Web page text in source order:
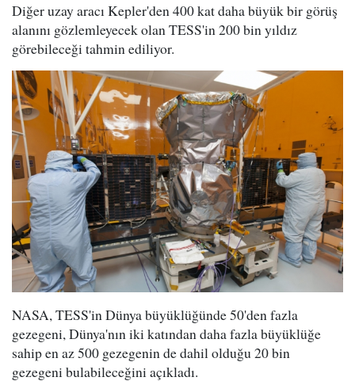
Diğer uzay aracı Kepler'den 400 kat daha büyük bir görüş
alanını gözlemleyecek olan TESS'in 200 bin yıldız
görebileceği tahmin ediliyor.
NASA, TESS'in Dünya büyüklüğünde 50'den fazla
gezegeni, Dünya'nın iki katından daha fazla büyüklüğe
sahip en az 500 gezegenin de dahil olduğu 20 bin
gezegeni bulabileceğini açıkladı.